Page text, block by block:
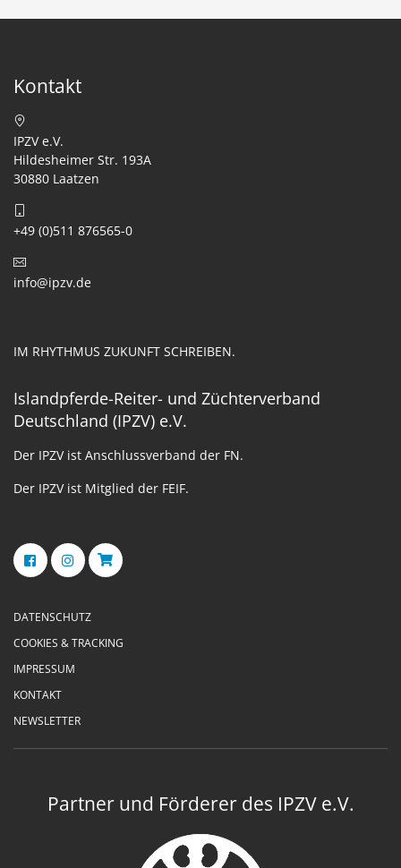
Kontakt
IPZV e.V.
Hildesheimer Str. 193A
30880 Laatzen
+49 (0)511 876565-0
info@ipzv.de
IM RHYTHMUS ZUKUNFT SCHREIBEN.
Islandpferde-Reiter- und Züchterverband
Deutschland (IPZV) e.V.
Der IPZV ist Anschlussverband der FN.
Der IPZV ist Mitglied der FEIF.
DATENSCHUTZ
COOKIES & TRACKING
IMPRESSUM
KONTAKT
NEWSLETTER
Partner und Förderer des IPZV e.V.